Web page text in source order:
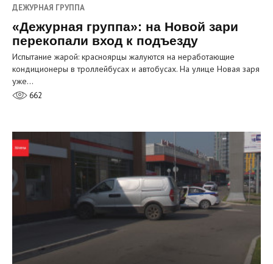
ДЕЖУРНАЯ ГРУППА
«Дежурная группа»: на Новой зари
перекопали вход к подъезду
Испытание жарой: красноярцы жалуются на неработающие
кондиционеры в троллейбусах и автобусах. На улице Новая заря
уже…
662